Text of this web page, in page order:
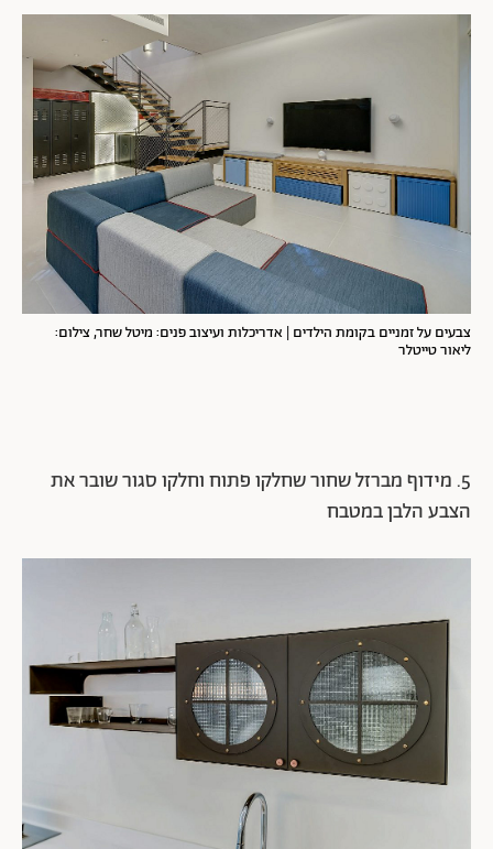
צבעים על זמניים בקומת הילדים | אדריכלות ועיצוב פנים: מיטל שחר, צילום:
ליאור טייטלר
5. מידוף מברזל שחור שחלקו פתוח וחלקו סגור שובר את
הצבע הלבן במטבח